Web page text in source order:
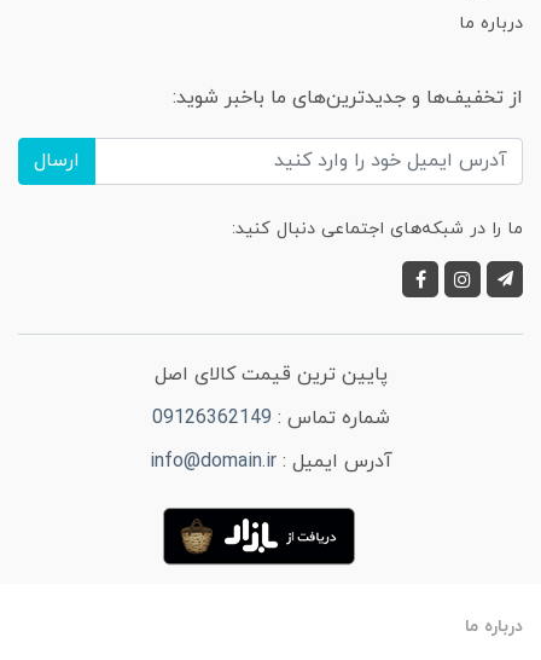
درباره ما
از تخفیف‌ها و جدیدترین‌های ما باخبر شوید:
ارسال
ما را در شبکه‌های اجتماعی دنبال کنید:
پایین ترین قیمت کالای اصل
شماره تماس : 09126362149
آدرس ایمیل :info@domain.ir
درباره ما